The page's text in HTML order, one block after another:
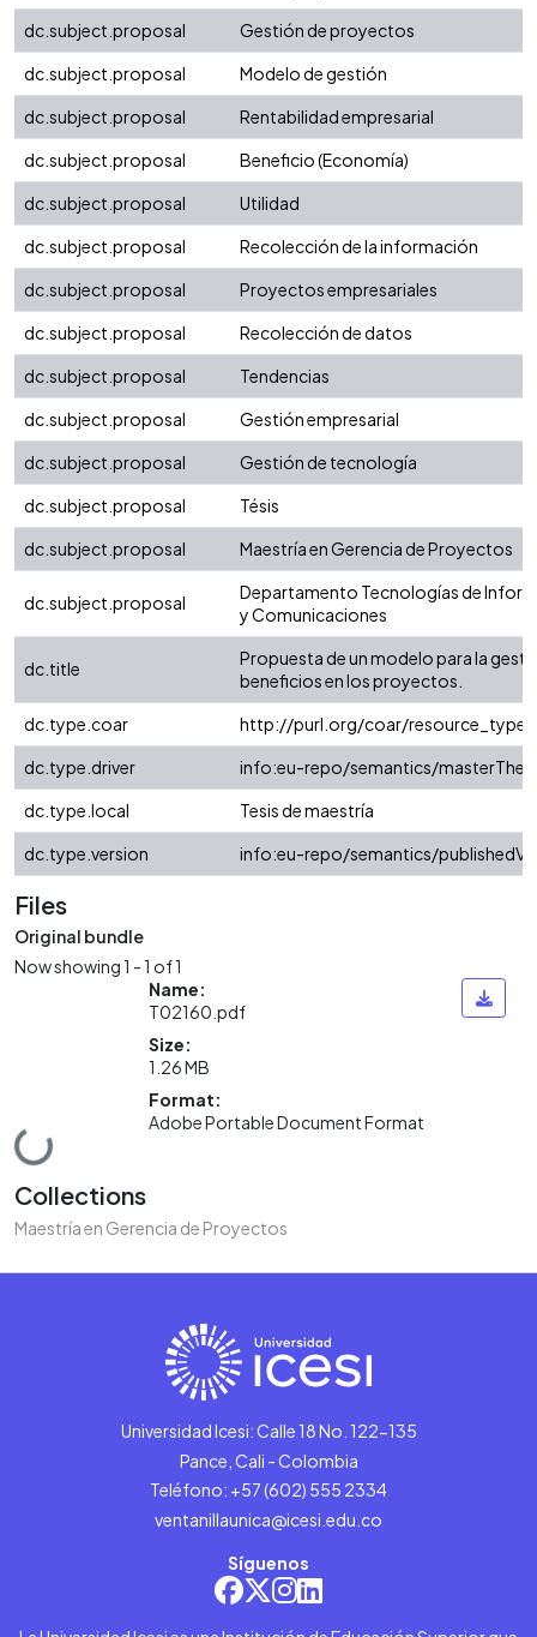
dc.subject.proposal
Gestión de proyectos
dc.subject.proposal
Modelo de gestión
dc.subject.proposal
Rentabilidad empresarial
dc.subject.proposal
Beneficio (Economía)
dc.subject.proposal
Utilidad
dc.subject.proposal
Recolección de la información
dc.subject.proposal
Proyectos empresariales
dc.subject.proposal
Recolección de datos
dc.subject.proposal
Tendencias
dc.subject.proposal
Gestión empresarial
dc.subject.proposal
Gestión de tecnología
dc.subject.proposal
Tésis
dc.subject.proposal
Maestría en Gerencia de Proyectos
dc.subject.proposal
Departamento Tecnologías de
y Comunicaciones
dc.title
Propuesta de un modelo para la
beneficios en los proyectos.
dc.type.coar
http://purl.org/coar/resource_type/
dc.type.driver
info:eu-repo/semantics/
dc.type.local
Tesis de maestría
dc.type.version
info:eu-repo/semantics/
Files
Original bundle
Now showing1 - 1 of 1
Loading...
Name:
T02160.pdf
Size:
1.26 MB
Format:
Adobe Portable Document Format
Collections
Maestría en Gerencia de Proyectos
Universidad Icesi: Calle 18 No. 122-135
Pance, Cali - Colombia
Teléfono: +57 (602) 555 2334
ventanillaunica@icesi.edu.co
Síguenos